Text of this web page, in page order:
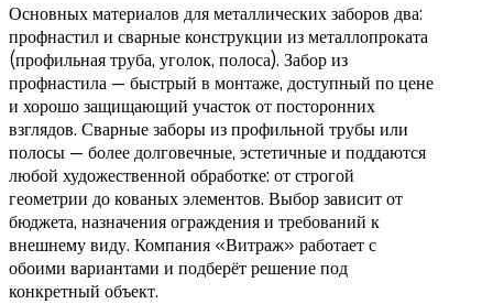
Основных материалов для металлических заборов два:
профнастил и сварные конструкции из металлопроката
(профильная труба, уголок, полоса). Забор из
профнастила — быстрый в монтаже, доступный по цене
и хорошо защищающий участок от посторонних
взглядов. Сварные заборы из профильной трубы или
полосы — более долговечные, эстетичные и поддаются
любой художественной обработке: от строгой
геометрии до кованых элементов. Выбор зависит от
бюджета, назначения ограждения и требований к
внешнему виду. Компания «Витраж» работает с
обоими вариантами и подберёт решение под
конкретный объект.